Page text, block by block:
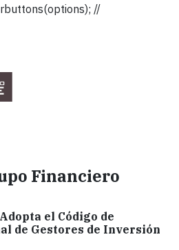
//
Financiero
el Código de
de Gestores de Inversión